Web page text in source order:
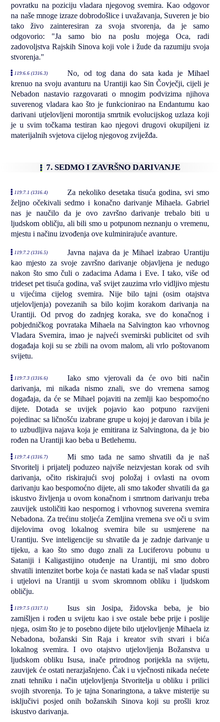
povratku na poziciju vladara njegovog svemira. Kao odgovor
na naše mnoge izraze dobrodošlice i uvažavanja, Suveren je bio
tako živo zainteresiran za svoja stvorenja, da je samo
odgovorio: "Ja samo bio na poslu mojega Oca, radi
zadovoljstva Rajskih Sinova koji vole i žude da razumiju svoja
stvorenja."
119:6.6 (1316.3)
No, od tog dana do sata kada je Mihael
krenuo na svoju avanturu na Urantiji kao Sin Čovječji, cijeli je
Nebadon nastavio razgovarati o mnogim podvizima njihova
suverenog vladara kao što je funkcionirao na Endantumu kao
darivani utjelovljeni morontija smrtnik evolucijskog uzlaza koji
je u svim točkama testiran kao njegovi drugovi okupiljeni iz
materijalnih svjetova cijelog njegovog zviježđa.
7. SEDMO I ZAVRŠNO DARIVANJE
119:7.1 (1316.4)
Za nekoliko desetaka tisuća godina, svi smo
željno očekivali sedmo i konačno darivanje Mihaela. Gabriel
nas je naučilo da je ovo završno darivanje trebalo biti u
ljudskom obličju, ali bili smo u potpunom neznanju o vremenu,
mjestu i načinu izvođenja ove kulminirajuće avanture.
119:7.2 (1316.5)
Javna najava da je Mihael izabrao Urantiju
kao mjesto za svoje završno darivanje objavljena je nedugo
nakon što smo čuli o zadacima Adama i Eve. I tako, više od
trideset pet tisuća godina, vaš svijet zauzima vrlo vidljivo mjestu
u vijećima cijelog svemira. Nije bilo tajni (osim otajstva
utjelovljenja) povezanih sa bilo kojim korakom darivanja na
Urantiji. Od prvog do zadnjeg koraka, sve do konačnog i
pobjedničkog povrataka Mihaela na Salvington kao vrhovnog
Vladara Svemira, imao je najveći svemirski publicitet od svih
događaja koji su se zbili na ovom malom, ali vrlo poštovanom
svijetu.
119:7.3 (1316.6)
Iako smo vjerovali da će ovo biti način
darivanja, mi nikada nismo znali, sve do vremena samog
događaja, da će se Mihael pojaviti na zemlji kao bespomoćno
dijete. Dotada se uvijek pojavio kao potpuno razvijeni
pojedinac sa ličnošću izabrane grupe u kojoj je darovan i bila je
to uzbudljiva najava koja je emitirana iz Salvingtona, da je bio
rođen na Urantiji kao beba u Betlehemu.
119:7.4 (1316.7)
Mi smo tada ne samo shvatili da je naš
Stvoritelj i prijatelj poduzeo najviše neizvjestan korak od svih
darivanja, očito riskirajući svoj položaj i ovlasti na ovom
darivanju kao bespomoćno dijete, ali smo također shvatili da ga
iskustvo življenja u ovom konačnom i smrtnom darivanju treba
zauvijek ustoličiti kao nespornog i vrhovnog suverena svemira
Nebadona. Za trećinu stoljeća Zemljina vremena sve oči u svim
dijelovima ovog lokalnog svemira bile su usmjerene na
Urantiju. Sve inteligencije su shvatile da je zadnje darivanje u
tijeku, a kao što smo dugo znali za Luciferovu pobunu u
Sataniji i Kaligastijino otuđenje na Urantiji, mi smo dobro
shvatili intenzitet borbe koja će nastati kada se naš vladar spusti
i utjelovi na Urantiji u svom skromnom obliku i ljudskom
obličju.
119:7.5 (1317.1)
Isus sin Josipa, židovska beba, je bio
zamišljen i rođen u svijetu kao i sve ostale bebe prije i poslije
njega, osim što je to posebno dijete bilo utjelovljenje Mihaela iz
Nebadona, božanski Sin Raja i kreator svih stvari i bića
lokalnog svemira. I ovo otajstvo utjelovljenja Božanstva u
ljudskom obliku Isusa, inače prirodnog porijekla na svijetu,
zauvijek će ostati nerazjašnjeno. Čak i u vječnosti nikada nećete
znati tehniku i način utjelovljenja Stvoritelja u obliku i prilici
svojih stvorenja. To je tajna Sonaringtona, a takve misterije su
isključivi posjed onih božanskih Sinova koji su prošli kroz
iskustvo darivanja.